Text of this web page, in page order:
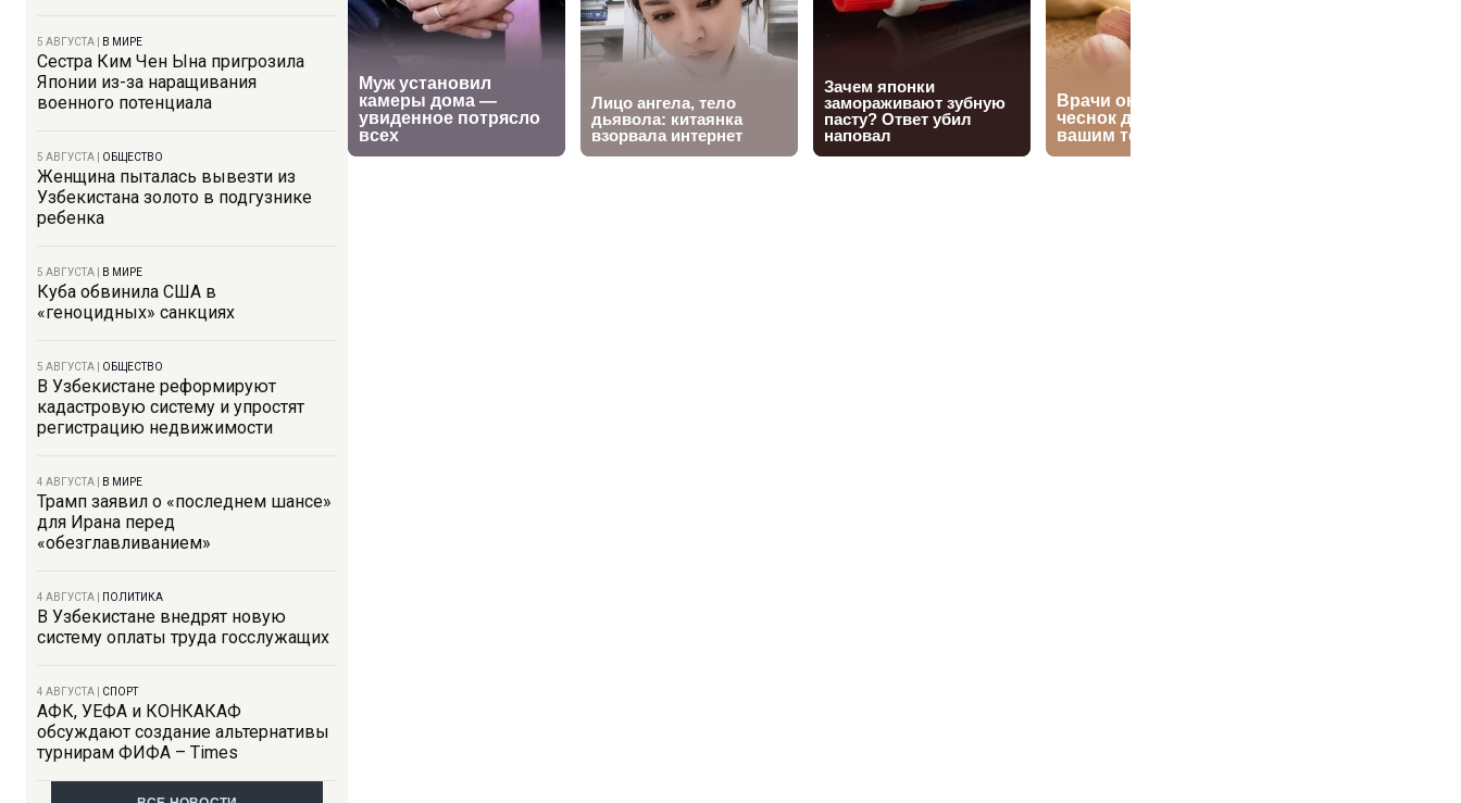
5 АВГУСТА В МИРЕ
Сестра Ким Чен Ына пригрозила
Японии из-за наращивания
военного потенциала
5 АВГУСТА ОБЩЕСТВО
Женщина пыталась вывезти из
Узбекистана золото в подгузнике
ребенка
5 АВГУСТА В МИРЕ
Куба обвинила США в
«геноцидных» санкциях
5 АВГУСТА ОБЩЕСТВО
В Узбекистане реформируют
кадастровую систему и упростят
регистрацию недвижимости
4 АВГУСТА В МИРЕ
Трамп заявил о «последнем шансе»
для Ирана перед
«обезглавливанием»
4 АВГУСТА ПОЛИТИКА
В Узбекистане внедрят новую
систему оплаты труда госслужащих
4 АВГУСТА СПОРТ
АФК, УЕФА и КОНКАКАФ
обсуждают создание альтернативы
турнирам ФИФА – Times